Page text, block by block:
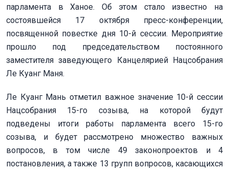
парламента в Ханое. Об этом стало известно на
состоявшейся 17 октября пресс-конференции,
посвященной повестке дня 10-й сессии. Мероприятие
прошло под председательством постоянного
заместителя заведующего Канцелярией Нацсобрания
Ле Куанг Маня.
Ле Куанг Мань отметил важное значение 10-й сессии
Нацсобрания 15-го созыва, на которой будут
подведены итоги работы парламента всего 15-го
созыва, и будет рассмотрено множество важных
вопросов, в том числе 49 законопроектов и 4
постановления, а также 13 групп вопросов, касающихся